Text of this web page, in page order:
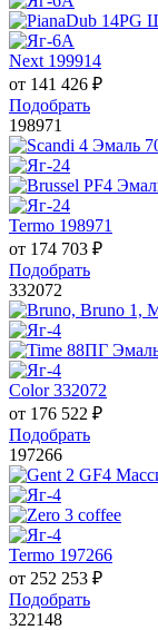
Next 199914
от 141 426 ₽
Подобрать
198971
Termo 198971
от 174 703 ₽
Подобрать
332072
Color 332072
от 176 522 ₽
Подобрать
197266
Termo 197266
от 252 253 ₽
Подобрать
322148